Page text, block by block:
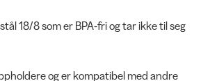
18/8 som er BPA-fri og tar ikke til seg
og er kompatibel med andre